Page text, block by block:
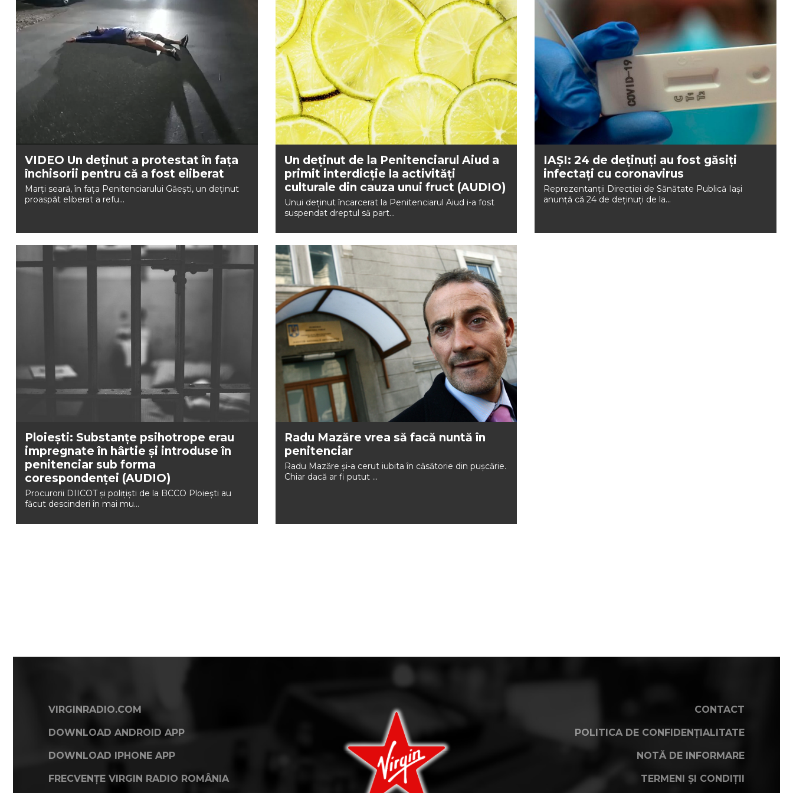
VIDEO Un deținut a protestat în fața
închisorii pentru că a fost eliberat
Marți seară, în fața Penitenciarului Găești, un deținut
proaspăt eliberat a refu...
Un deţinut de la Penitenciarul Aiud a
primit interdicţie la activităţi
culturale din cauza unui fruct (AUDIO)
Unui deţinut încarcerat la Penitenciarul Aiud i-a fost
suspendat dreptul să part...
IAȘI: 24 de deținuți au fost găsiți
infectați cu coronavirus
Reprezentanții Direcţiei de Sănătate Publică Iaşi
anunță că 24 de deținuți de la...
Ploiești: Substanţe psihotrope erau
impregnate în hârtie şi introduse în
penitenciar sub forma
corespondenţei (AUDIO)
Procurorii DIICOT şi poliţişti de la BCCO Ploieşti au
făcut descinderi în mai mu...
Radu Mazăre vrea să facă nuntă în
penitenciar
Radu Mazăre și-a cerut iubita în căsătorie din pușcărie.
Chiar dacă ar fi putut ...
VIRGINRADIO.COM
DOWNLOAD ANDROID APP
DOWNLOAD IPHONE APP
FRECVENȚE VIRGIN RADIO ROMÂNIA
CONTACT
POLITICA DE CONFIDENȚIALITATE
NOTĂ DE INFORMARE
TERMENI ȘI CONDIȚII